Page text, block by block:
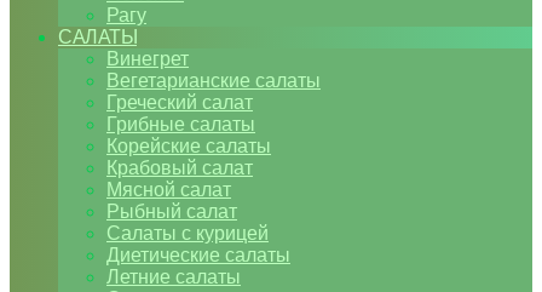
Рагу
САЛАТЫ
Винегрет
Вегетарианские салаты
Греческий салат
Грибные салаты
Корейские салаты
Крабовый салат
Мясной салат
Рыбный салат
Салаты с курицей
Диетические салаты
Летние салаты